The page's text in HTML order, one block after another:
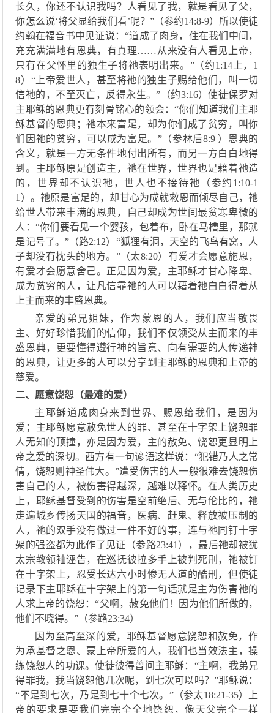
长久，你还不认识我吗？人看见了我，就是看见了父，
你怎么说‘将父显给我们看’呢？”（参约14:8-9） 所以使徒
约翰在福音书中见证说：“道成了肉身，住在我们中间，
充充满满地有恩典，有真理…… 从来没有人看见上帝，
只有在父怀里的独生子将祂表明出来。 ”（约1:14上，1
8）“上帝爱世人，甚至将祂的独生子赐给他们，叫一切
信祂的 ， 不至灭亡，反得永生。”（约3:16）使徒保罗对
主耶稣的恩典更有刻骨铭心的领会：“你们知道我们主耶
稣基督的恩典 ；祂本来富足，却为你们成了贫穷，叫你
们因 祂的贫穷，可以成为富足。 ”（参林后8:9 ） 恩典的
含义，就是一方无条件地付出所有，而另一方白白地得
到。 主耶稣原是创造主，祂在世界，世界也是藉着祂造
的，世界却不认识祂 ，世人 也 不接待祂（参约 1:10-1
1）。祂原是富足的，却甘心为成就救恩而倾尽自己，祂
给世人带来丰满的恩典，自己却成为世间最贫寒卑微的
人：“你们要看见一个婴孩， 包着布， 卧在马槽里，那就
是记号了。”（路2:12）“狐狸有洞，天空的飞鸟有窝，人
子却没有枕头的地方。”（太8:20）有爱才会愿意施恩，
有爱才会愿意舍己。正是因为爱， 主耶稣才甘心降卑、
成为贫穷的人，让 凡信靠祂的人可以藉着祂白白得着从
上主而来的丰盛恩典。
亲爱的弟兄姐妹，作为蒙恩的人，我们 应 当敬畏
主、 好好珍惜我们的信仰，我们 不仅领受从主而来的丰
盛恩典，更要懂得遵行神的旨意、向有需要的人传递神
的恩典，让更多的人可以 分享到主耶稣的恩典和上帝的
慈爱。
二、 愿意饶恕（最难的爱）
主耶稣道成肉身来到世界、 赐恩给我们， 是因为
爱；主耶稣愿意赦免世人的罪、甚至在十字架上饶恕罪
人无知的顶撞，亦是因为爱，主的赦免、饶恕更显明上
帝之爱的深切。 西方有一句谚语这样说： “犯错乃人之常
情，饶恕则神圣伟大。 ”遭受伤害的人一般很难去饶恕伤
害 自己的人， 被伤害得越深，越难以释怀。在人类历史
上 ， 耶稣基督受到的伤害是空前绝后、 无与伦比的 ，祂
走遍城乡传扬天国的福音，医病、赶鬼、释放被压制的
人，祂的双手没有做过一件不好的事，连与祂同 钉十字
架的强盗都为此作了见证（参路23:41），最后祂却被犹
太宗教领袖诬告，在巡抚彼拉多手上被判死刑 ，祂被钉
在十字架上 ，忍受长达六小时惨无人道的酷刑，但使徒
记录下主耶稣在十字架上的第一句话就是主为伤害祂的
人求上帝的饶恕：“父啊，赦免他们 ！ 因为他们所做的，
他们不晓得。”（参路23:34）
因为至高至深的爱，耶稣基督愿意饶恕和赦免，作
为承基督之恩、蒙上帝所爱的人，我们也当效法主，操
练饶恕人的功课。使徒彼得曾问主耶稣： “主啊，我弟兄
得罪我，我当饶恕他几次呢，到七次可以吗？”耶稣说：
“不是到 七次， 乃是到七十个七次。 ”（参太18:21-35）上
帝 的要求是要我们 完完全全地饶恕 ，像天父完全一样